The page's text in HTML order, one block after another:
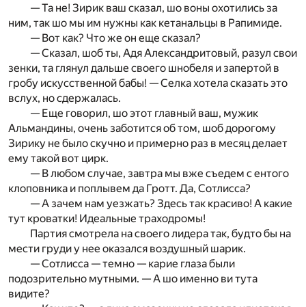
— Та не! Зирик ваш сказал, шо воны охотились за
ним, так шо мы им нужны как кетанальцы в Рапимиде.
— Вот как? Что же он еще сказал?
— Сказал, шоб ты, Адя Александритовый, разул свои
зенки, та глянул дальше своего шнобеля и запертой в
гробу искусственной бабы! — Селка хотела сказать это
вслух, но сдержалась.
— Еще говорил, шо этот главный ваш, мужик
Альмандины, очень заботится об том, шоб дорогому
Зирику не было скучно и примерно раз в месяц делает
ему такой вот цирк.
— В любом случае, завтра мы вже съедем с ентого
клоповника и поплывем да Гротт. Да, Сотлисса?
— А зачем нам уезжать? Здесь так красиво! А какие
тут кроватки! Идеальные траходромы!
Партия смотрела на своего лидера так, будто бы на
мести груди у нее оказался воздушный шарик.
— Сотлисса — темно — карие глаза были
подозрительно мутными. — А шо именно ви тута
видите?